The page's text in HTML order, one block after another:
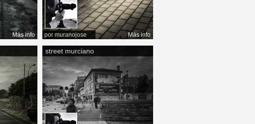
Más info por muranojose Más info
street murciano